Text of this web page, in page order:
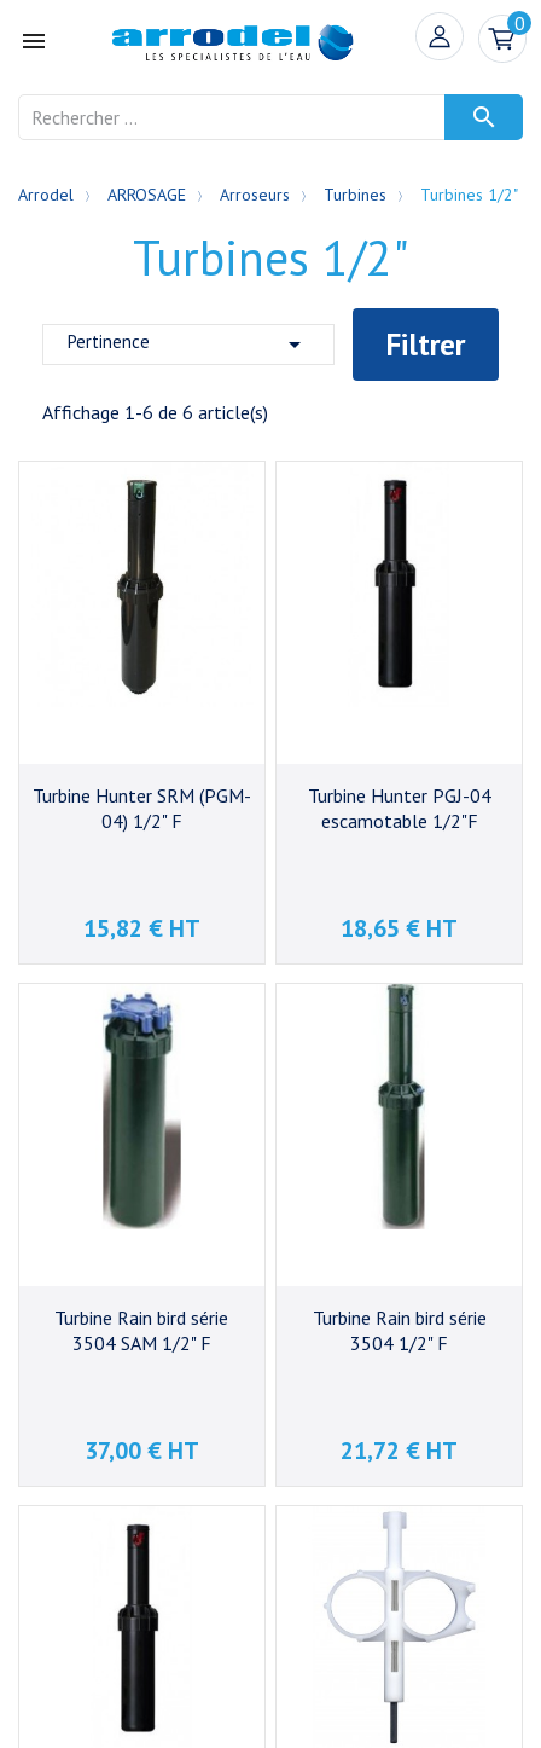

0

Arrodel ARROSAGE Arroseurs Turbines Turbines 1/2"
Turbines 1/2"
Pertinence  Filtrer
Affichage 1-6 de 6 article(s)
Turbine Hunter SRM (PGM-
04) 1/2" F
Prix
15,82 € HT
Turbine Hunter PGJ-04
escamotable 1/2"F
Prix
18,65 € HT
Turbine Rain bird série
3504 SAM 1/2" F
Prix
37,00 € HT
Turbine Rain bird série
3504 1/2" F
Prix
21,72 € HT